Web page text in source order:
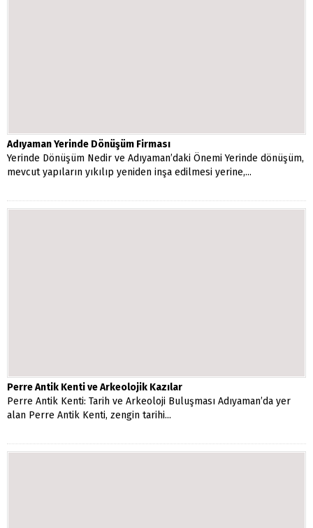
Adıyaman Yerinde Dönüşüm Firması
Yerinde Dönüşüm Nedir ve Adıyaman’daki Önemi Yerinde dönüşüm,
mevcut yapıların yıkılıp yeniden inşa edilmesi yerine,...
Perre Antik Kenti ve Arkeolojik Kazılar
Perre Antik Kenti: Tarih ve Arkeoloji Buluşması Adıyaman’da yer
alan Perre Antik Kenti, zengin tarihi...